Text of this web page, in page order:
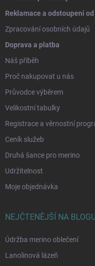
Reklamace a odstoupení
Zpracování osobních údajů
Doprava a platba
Náš příběh
Proč nakupovat u nás
Průvodce výběrem
Velikostní tabulky
Registrace a věrnostní
Ceník služeb
Druhá šance pro merino
Udržitelnost
Moje objednávka
NEJČTENĚJŠÍ NA
Údržba merino oblečení
Lanolinová lázeň